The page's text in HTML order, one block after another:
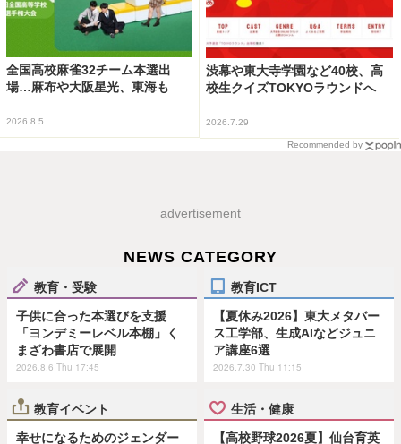
全国高校麻雀32チーム本選出
場…麻布や大阪星光、東海も
2026.8.5
渋幕や東大寺学園など40校、高
校生クイズTOKYOラウンドへ
2026.7.29
Recommended by
advertisement
NEWS CATEGORY
教育・受験
子供に合った本選びを支援
「ヨンデミーレベル本棚」く
まざわ書店で展開
2026.8.6 Thu 17:45
教育ICT
【夏休み2026】東大メタバー
ス工学部、生成AIなどジュニ
ア講座6選
2026.7.30 Thu 11:15
教育イベント
幸せになるためのジェンダー
生活・健康
【高校野球2026夏】仙台育英